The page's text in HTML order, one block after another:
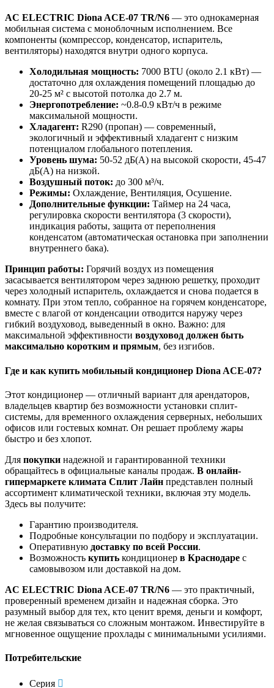
AC ELECTRIC Diona ACE-07 TR/N6 — это однокамерная
мобильная система с моноблочным исполнением. Все
компоненты (компрессор, конденсатор, испаритель,
вентиляторы) находятся внутри одного корпуса.
Холодильная мощность: 7000 BTU (около 2.1 кВт) —
достаточно для охлаждения помещений площадью до
20-25 м² с высотой потолка до 2.7 м.
Энергопотребление: ~0.8-0.9 кВт/ч в режиме
максимальной мощности.
Хладагент: R290 (пропан) — современный,
экологичный и эффективный хладагент с низким
потенциалом глобального потепления.
Уровень шума: 50-52 дБ(А) на высокой скорости, 45-47
дБ(А) на низкой.
Воздушный поток: до 300 м³/ч.
Режимы: Охлаждение, Вентиляция, Осушение.
Дополнительные функции: Таймер на 24 часа,
регулировка скорости вентилятора (3 скорости),
индикация работы, защита от переполнения
конденсатом (автоматическая остановка при заполнении
внутреннего бака).
Принцип работы: Горячий воздух из помещения
засасывается вентилятором через заднюю решетку, проходит
через холодный испаритель, охлаждается и снова подается в
комнату. При этом тепло, собранное на горячем конденсаторе,
вместе с влагой от конденсации отводится наружу через
гибкий воздуховод, выведенный в окно. Важно: для
максимальной эффективности воздуховод должен быть
максимально коротким и прямым, без изгибов.
Где и как купить мобильный кондиционер Diona ACE-07?
Этот кондиционер — отличный вариант для арендаторов,
владельцев квартир без возможности установки сплит-
системы, для временного охлаждения серверных, небольших
офисов или гостевых комнат. Он решает проблему жары
быстро и без хлопот.
Для покупки надежной и гарантированной техники
обращайтесь в официальные каналы продаж. В онлайн-
гипермаркете климата Сплит Лайн представлен полный
ассортимент климатической техники, включая эту модель.
Здесь вы получите:
Гарантию производителя.
Подробные консультации по подбору и эксплуатации.
Оперативную доставку по всей России.
Возможность купить кондиционер в Краснодаре с
самовывозом или доставкой на дом.
AC ELECTRIC Diona ACE-07 TR/N6 — это практичный,
проверенный временем дизайн и надежная сборка. Это
разумный выбор для тех, кто ценит время, деньги и комфорт,
не желая связываться со сложным монтажом. Инвестируйте в
мгновенное ощущение прохлады с минимальными усилиями.
Потребительские
Серия